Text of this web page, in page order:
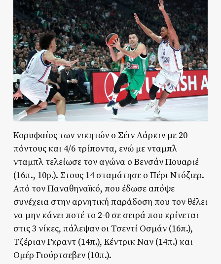
Κορυφαίος των νικητών o Σέιν Λάρκιν με 20
πόντους και 4/6 τρίποντα, ενώ με νταμπλ
νταμπλ τελείωσε τον αγώνα ο Βενσάν Πουαριέ
(16π., 10ρ.). Στους 14 σταμάτησε ο Πέρι Ντόζιερ.
Από τον Παναθηναϊκό, που έδωσε απόψε
συνέχεια στην αρνητική παράδοση που τον θέλει
να μην κάνει ποτέ το 2-0 σε σειρά που κρίνεται
στις 3 νίκες, πάλεψαν οι Τσεντί Οσμάν (16π.),
Τζέριαν Γκραντ (14π.), Κέντρικ Ναν (14π.) και
Ομέρ Γιούρτσεβεν (10π.).